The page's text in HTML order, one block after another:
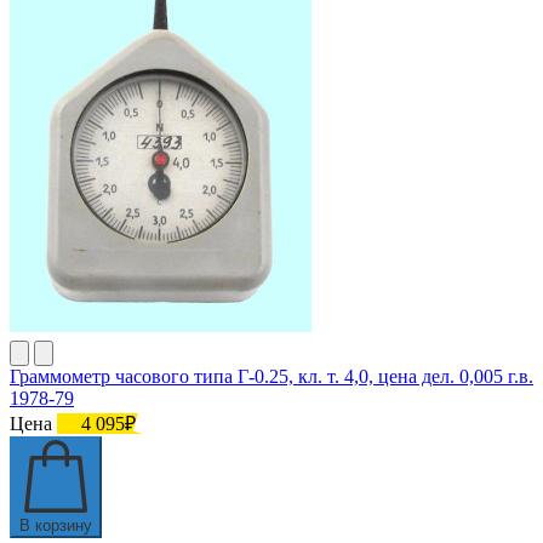
Граммометр часового типа Г-0.25, кл. т. 4,0, цена дел. 0,005 г.в.
1978-79
Цена
4 095₽
В корзину